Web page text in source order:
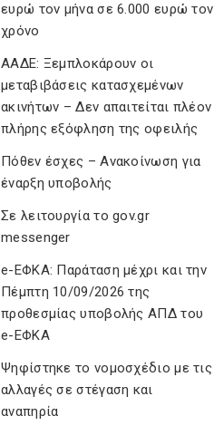
ευρώ τον μήνα σε 6.000 ευρώ τον
χρόνο
ΑΑΔΕ: Ξεμπλοκάρουν οι
μεταβιβάσεις κατασχεμένων
ακινήτων – Δεν απαιτείται πλέον
πλήρης εξόφληση της οφειλής
Πόθεν έσχες – Ανακοίνωση για
έναρξη υποβολής
Σε λειτουργία το gov.gr
messenger
e-ΕΦΚΑ: Παράταση μέχρι και την
Πέμπτη 10/09/2026 της
προθεσμίας υποβολής ΑΠΔ του
e-ΕΦΚΑ
Ψηφίστηκε το νομοσχέδιο με τις
αλλαγές σε στέγαση και
αναπηρία